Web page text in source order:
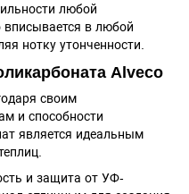
любой
вписывается в любой
нотку утонченности.
Alveco
своим
и способности
является идеальным
и защита от УФ-